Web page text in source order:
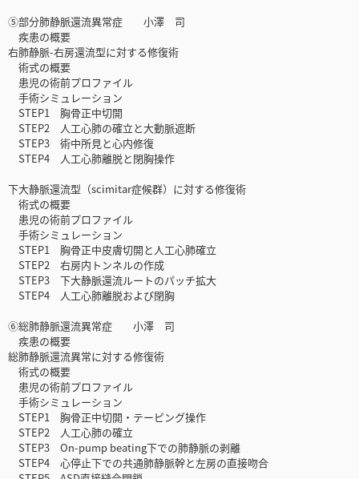
⑤部分肺静脈還流異常症 小澤 司
疾患の概要
右肺静脈-右房還流型に対する修復術
術式の概要
患児の術前プロファイル
手術シミュレーション
STEP1 胸骨正中切開
STEP2 人工心肺の確立と大動脈遮断
STEP3 術中所見と心内修復
STEP4 人工心肺離脱と閉胸操作
下大静脈還流型（scimitar症候群）に対する修復術
術式の概要
患児の術前プロファイル
手術シミュレーション
STEP1 胸骨正中皮膚切開と人工心肺確立
STEP2 右房内トンネルの作成
STEP3 下大静脈還流ルートのパッチ拡大
STEP4 人工心肺離脱および閉胸
⑥総肺静脈還流異常症 小澤 司
疾患の概要
総肺静脈還流異常に対する修復術
術式の概要
患児の術前プロファイル
手術シミュレーション
STEP1 胸骨正中切開・テーピング操作
STEP2 人工心肺の確立
STEP3 On-pump beating下での肺静脈の剥離
STEP4 心停止下での共通肺静脈幹と左房の直接吻合